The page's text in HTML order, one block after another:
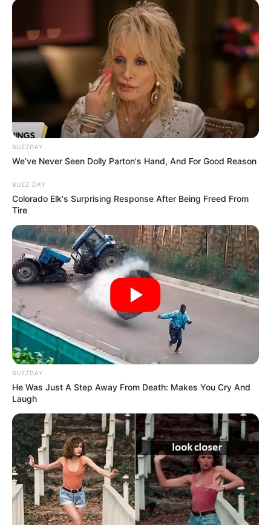
BUZZDAY
We’ve Never Seen Dolly Parton's Hand, And For Good Reason
BUZZ DAY
Colorado Elk's Surprising Response After Being Freed From
Tire
BUZZDAY
He Was Just A Step Away From Death: Makes You Cry And
Laugh